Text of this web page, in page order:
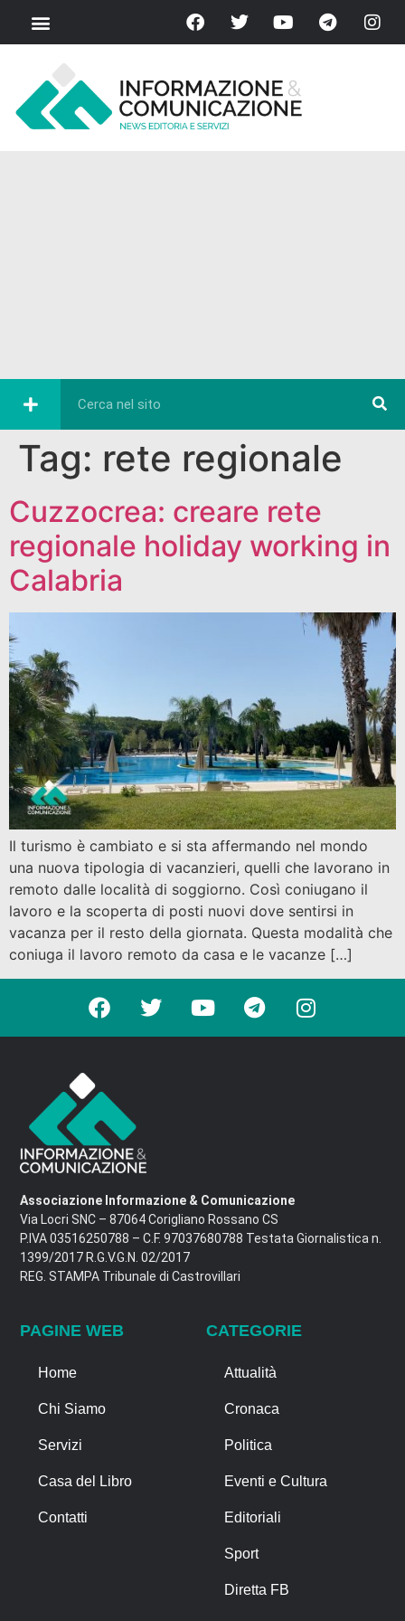
Tag: rete regionale
Cuzzocrea: creare rete
regionale holiday working in
Calabria
Il turismo è cambiato e si sta affermando nel mondo
una nuova tipologia di vacanzieri, quelli che lavorano in
remoto dalle località di soggiorno. Così coniugano il
lavoro e la scoperta di posti nuovi dove sentirsi in
vacanza per il resto della giornata. Questa modalità che
coniuga il lavoro remoto da casa e le vacanze […]
Associazione Informazione & Comunicazione
Via Locri SNC – 87064 Corigliano Rossano CS
P.IVA 03516250788 – C.F. 97037680788 Testata Giornalistica n.
1399/2017 R.G.V.G.N. 02/2017
REG. STAMPA Tribunale di Castrovillari
PAGINE WEB
Home
Chi Siamo
Servizi
Casa del Libro
Contatti
CATEGORIE
Attualità
Cronaca
Politica
Eventi e Cultura
Editoriali
Sport
Diretta FB